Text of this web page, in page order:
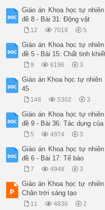
Giáo án Khoa học tự
đề 8 - Bài 31: Động vật
12 7018 5
Giáo án Khoa học tự
đề 5 - Bài 15: Chất tinh
9 6196 3
Giáo án Khoa học tự
45
148 5302 3
Giáo án Khoa học tự
đề 9 - Bài 36: Tác dụng
5 4974 3
Giáo án Khoa học tự
đề 6 - Bài 17: Tế bào
7 4948 3
Giáo án Khoa học tự
Chân trời sáng tạo
11 4836 2